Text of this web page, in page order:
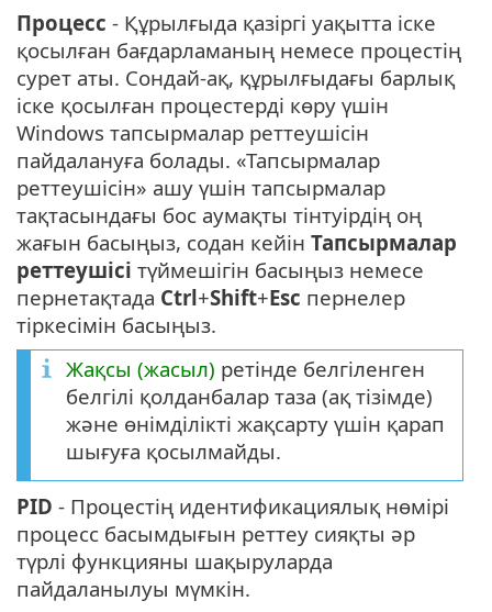
Процесс - Құрылғыда қазіргі уақытта іске
қосылған бағдарламаның немесе процестің
сурет аты. Сондай-ақ, құрылғыдағы барлық
іске қосылған процестерді көру үшін
Windows тапсырмалар реттеушісін
пайдалануға болады. «Тапсырмалар
реттеушісін» ашу үшін тапсырмалар
тақтасындағы бос аумақты тінтуірдің оң
жағын басыңыз, содан кейін Тапсырмалар
реттеушісі түймешігін басыңыз немесе
пернетақтада Ctrl+Shift+Esc пернелер
тіркесімін басыңыз.
Жақсы (жасыл) ретінде белгіленген
белгілі қолданбалар таза (ақ тізімде)
және өнімділікті жақсарту үшін қарап
шығуға қосылмайды.
PID - Процестің идентификациялық нөмірі
процесс басымдығын реттеу сияқты әр
түрлі функцияны шақыруларда
пайдаланылуы мүмкін.